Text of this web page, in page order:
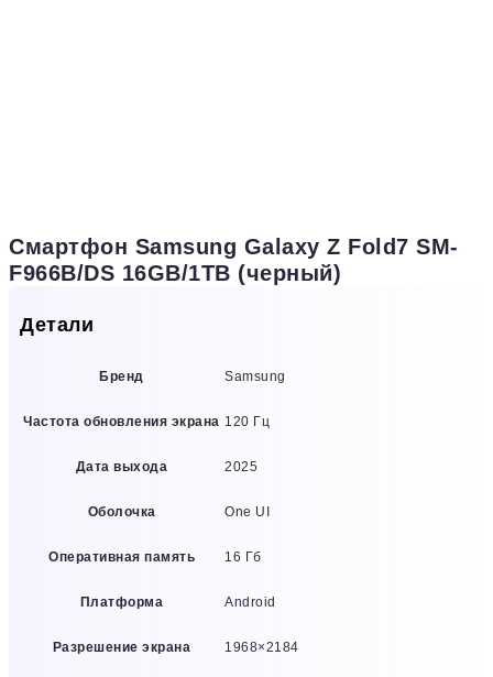
Смартфон Samsung Galaxy Z Fold7 SM-
F966B/DS 16GB/1TB (черный)
Детали
Бренд Samsung
Частота обновления экрана 120 Гц
Дата выхода 2025
Оболочка One UI
Оперативная память 16 Гб
Платформа Android
Разрешение экрана 1968×2184